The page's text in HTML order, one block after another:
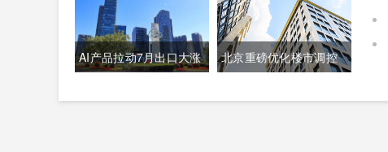
黄金发展周期
来产业
AI产品拉动7月出口大涨
北京重磅优化楼市调控